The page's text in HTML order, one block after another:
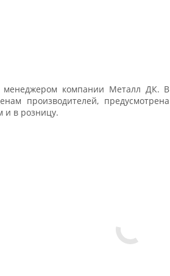
менеджером компании Металл ДК. В
производителей, предусмотрена
и в розницу.